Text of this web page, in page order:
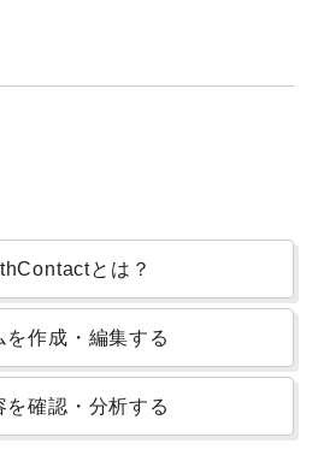
とは？
を作成・編集する
を確認・分析する